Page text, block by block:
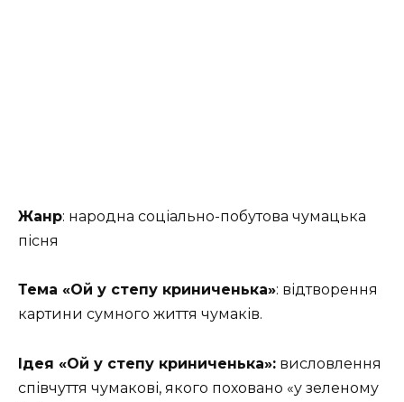
Жанр: народна соціально-побутова чумацька
пісня
Тема «Ой у степу криниченька»: відтворення
картини сумного життя чумаків.
Ідея «Ой у степу криниченька»: висловлення
співчуття чумакові, якого поховано «у зеленому